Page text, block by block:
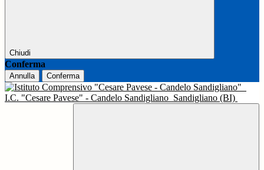
Chiudi
Conferma
Annulla Conferma
I.C. "Cesare Pavese" - Candelo Sandigliano Sandigliano (BI)